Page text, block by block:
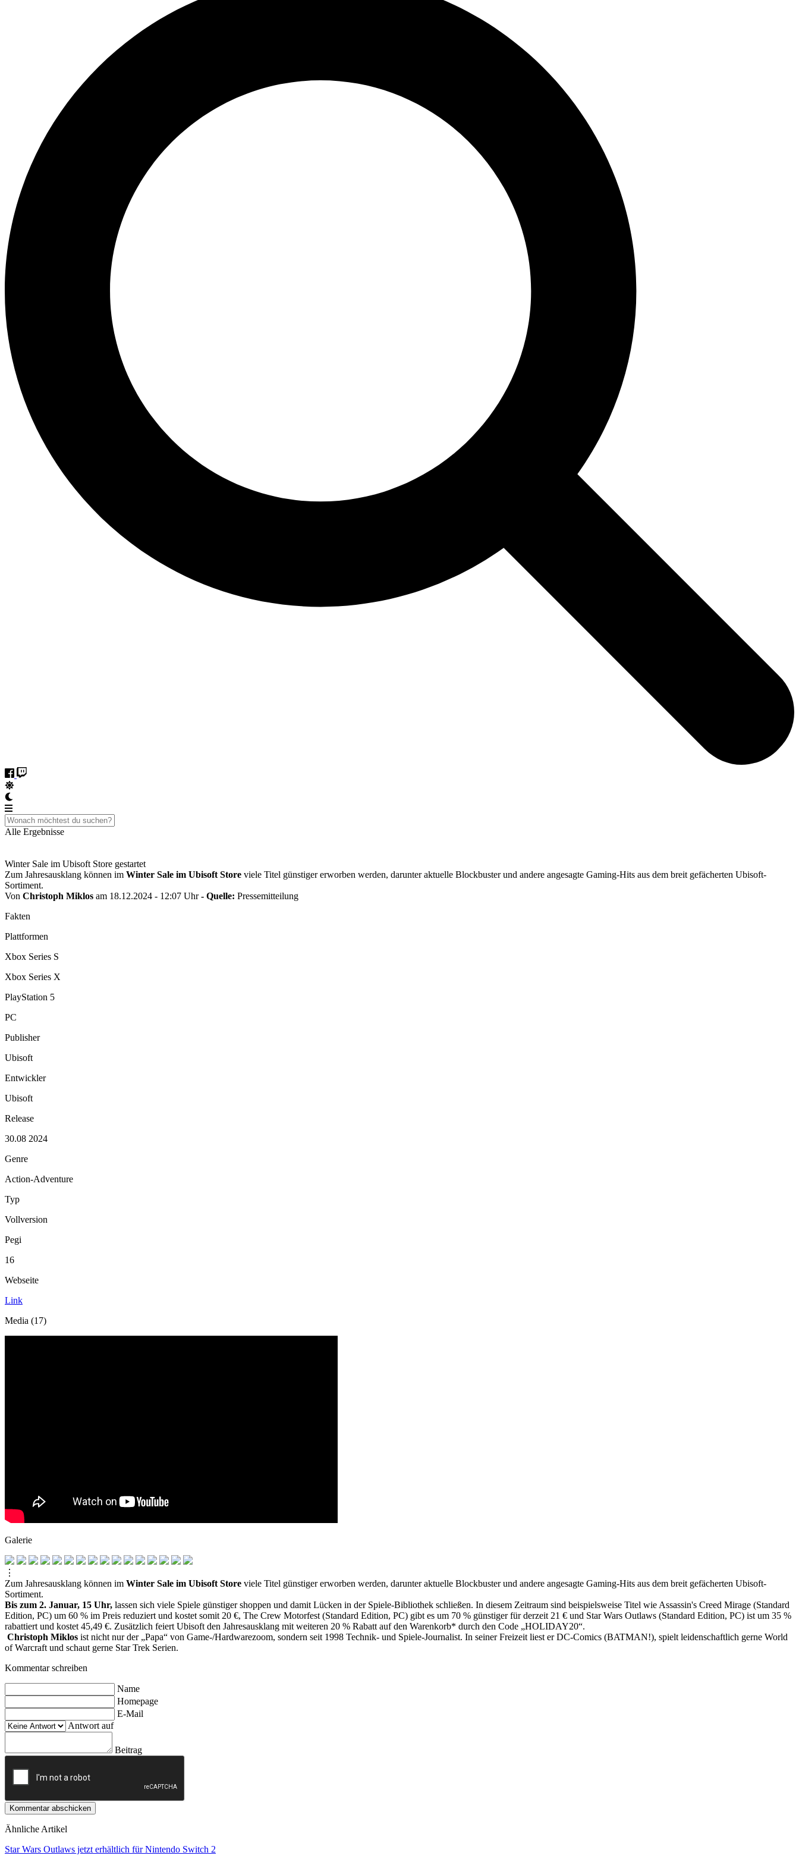
Alle Ergebnisse
Winter Sale im Ubisoft Store gestartet
Zum Jahresausklang können im Winter Sale im Ubisoft Store viele Titel günstiger erworben werden, darunter aktuelle Blockbuster und andere angesagte Gaming-Hits aus dem breit gefächerten Ubisoft-
Sortiment.
Von Christoph Miklos am 18.12.2024 - 12:07 Uhr- Quelle: Pressemitteilung
Fakten
Plattformen
Xbox Series S
Xbox Series X
PlayStation 5
PC
Publisher
Ubisoft
Entwickler
Ubisoft
Release
30.08 2024
Genre
Action-Adventure
Typ
Vollversion
Pegi
16
Webseite
Link
Media (17)
Galerie
⋮
Zum Jahresausklang können im Winter Sale im Ubisoft Store viele Titel günstiger erworben werden, darunter aktuelle Blockbuster und andere angesagte Gaming-Hits aus dem breit gefächerten Ubisoft-
Sortiment.
Bis zum 2. Januar, 15 Uhr, lassen sich viele Spiele günstiger shoppen und damit Lücken in der Spiele-Bibliothek schließen. In diesem Zeitraum sind beispielsweise Titel wie Assassin's Creed Mirage (Standard
Edition, PC) um 60 % im Preis reduziert und kostet somit 20 €, The Crew Motorfest (Standard Edition, PC) gibt es um 70 % günstiger für derzeit 21 € und Star Wars Outlaws (Standard Edition, PC) ist um 35 %
rabattiert und kostet 45,49 €. Zusätzlich feiert Ubisoft den Jahresausklang mit weiteren 20 % Rabatt auf den Warenkorb* durch den Code „HOLIDAY20“.
Christoph Miklos ist nicht nur der „Papa“ von Game-/Hardwarezoom, sondern seit 1998 Technik- und Spiele-Journalist. In seiner Freizeit liest er DC-Comics (BATMAN!), spielt leidenschaftlich gerne World
of Warcraft und schaut gerne Star Trek Serien.
Kommentar schreiben
Name
Homepage
E-Mail
Antwort auf
Beitrag
Kommentar abschicken
Ähnliche Artikel
Star Wars Outlaws jetzt erhältlich für Nintendo Switch 2